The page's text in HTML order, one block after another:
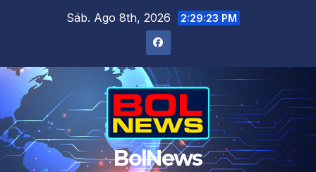
Sáb. Ago 8th, 2026 2:29:23 PM
BolNews